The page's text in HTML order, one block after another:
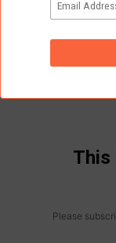
點「愛丁堡城堡
達時，門票已售
This
Please